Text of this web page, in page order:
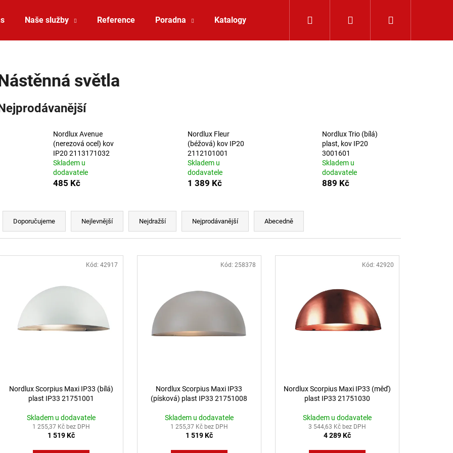
Naše služby Reference Poradna Katalogy Přihlášení
světla
Nordlux Avenue
(nerezová ocel) kov
IP20 2113171032
Skladem u
dodavatele
485 Kč
Nordlux Fleur
(béžová) kov IP20
2112101001
Skladem u
dodavatele
1 389 Kč
Nordlux Trio (bílá)
plast, kov IP20
3001601
Skladem u
dodavatele
889 Kč
Řazení produktů
Doporučujeme Nejlevnější Nejdražší Nejprodávanější Abecedně
produktů
Nordlux Scorpius Maxi IP33 (bílá)
plast IP33 21751001
Skladem u dodavatele
1 255,37 Kč bez DPH
1 519 Kč
Kód:42917
Nordlux Scorpius Maxi IP33
(písková) plast IP33 21751008
Skladem u dodavatele
1 255,37 Kč bez DPH
1 519 Kč
Kód: 258378
Nordlux Scorpius Maxi IP33 (měď)
plast IP33 21751030
Skladem u dodavatele
3 544,63 Kč bez DPH
4 289 Kč
Kód: 42920
Doporučujeme
VÝPRODEJ LED2 SPOT B, W ZÁPUSTNÉ
BÍLÉ - LED2 LIGHTING
825 Kč
VÝPRODEJ LED2 LIŠTOVÉ SVÍTIDLO
MAGLINE II 60, B DALI TW 24W 3000K-
4000K ČERNÁ - LED2 LIGHTING